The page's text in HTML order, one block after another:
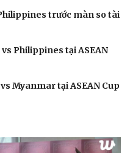
trước màn so tài
Philippines tại ASEAN
Myanmar tại ASEAN Cup